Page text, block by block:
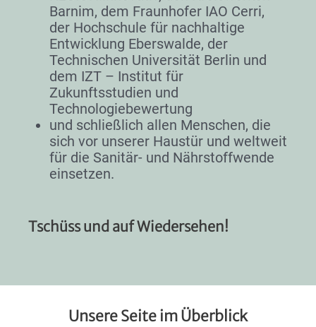
Barnim, dem Fraunhofer IAO Cerri,
der Hochschule für nachhaltige
Entwicklung Eberswalde, der
Technischen Universität Berlin und
dem IZT – Institut für
Zukunftsstudien und
Technologiebewertung
und schließlich allen Menschen, die
sich vor unserer Haustür und weltweit
für die Sanitär- und Nährstoffwende
einsetzen.
Tschüss und auf Wiedersehen!
Unsere Seite im Überblick